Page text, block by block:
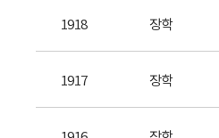
1918 장학
1917 장학